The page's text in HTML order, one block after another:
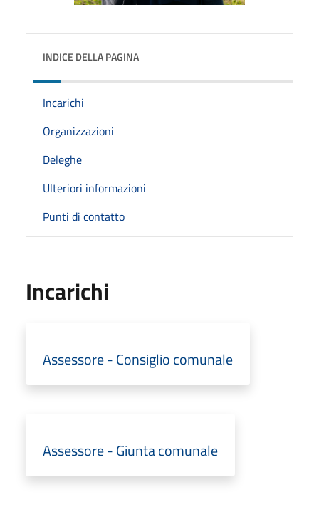
INDICE DELLA PAGINA
Incarichi
Organizzazioni
Deleghe
Ulteriori informazioni
Punti di contatto
Incarichi
Assessore - Consiglio comunale
Assessore - Giunta comunale